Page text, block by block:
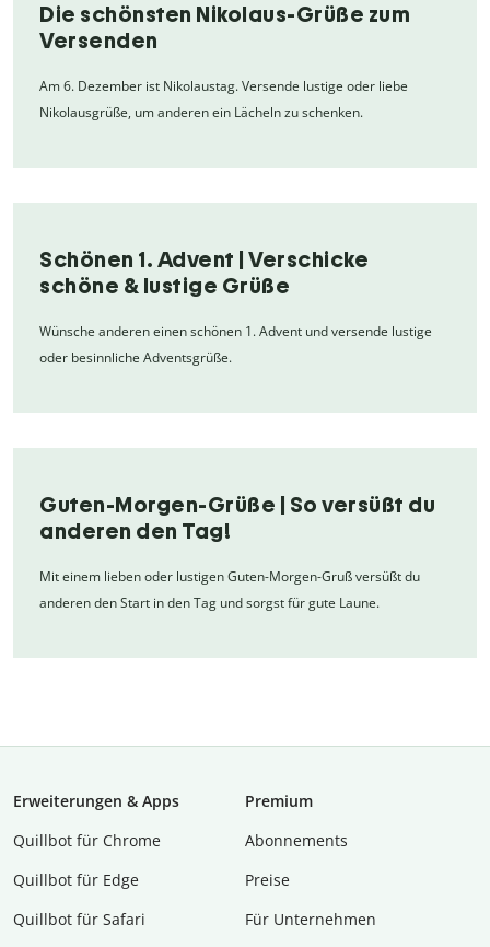
Die schönsten Nikolaus-Grüße zum
Versenden
Am 6. Dezember ist Nikolaustag. Versende lustige oder liebe
Nikolausgrüße, um anderen ein Lächeln zu schenken.
Schönen 1. Advent | Verschicke
schöne & lustige Grüße
Wünsche anderen einen schönen 1. Advent und versende lustige
oder besinnliche Adventsgrüße.
Guten-Morgen-Grüße | So versüßt du
anderen den Tag!
Mit einem lieben oder lustigen Guten-Morgen-Gruß versüßt du
anderen den Start in den Tag und sorgst für gute Laune.
Erweiterungen & Apps
Quillbot für Chrome
Quillbot für Edge
Quillbot für Safari
Premium
Abon­ne­ments
Preise
Für Unternehmen